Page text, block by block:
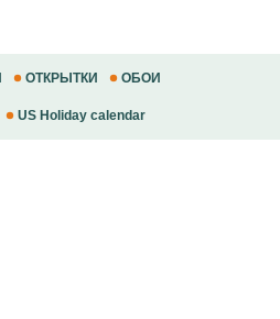
ОТКРЫТКИ ОБОИ
US Holiday calendar